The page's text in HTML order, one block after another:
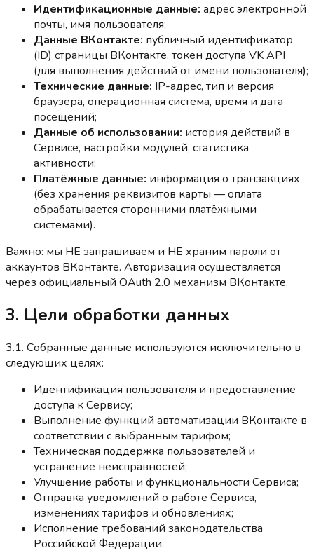
Идентификационные данные: адрес электронной
почты, имя пользователя;
Данные ВКонтакте: публичный идентификатор
(ID) страницы ВКонтакте, токен доступа VK API
(для выполнения действий от имени пользователя);
Технические данные: IP-адрес, тип и версия
браузера, операционная система, время и дата
посещений;
Данные об использовании: история действий в
Сервисе, настройки модулей, статистика
активности;
Платёжные данные: информация о транзакциях
(без хранения реквизитов карты — оплата
обрабатывается сторонними платёжными
системами).
Важно: мы НЕ запрашиваем и НЕ храним пароли от
аккаунтов ВКонтакте. Авторизация осуществляется
через официальный OAuth 2.0 механизм ВКонтакте.
3. Цели обработки данных
3.1. Собранные данные используются исключительно в
следующих целях:
Идентификация пользователя и предоставление
доступа к Сервису;
Выполнение функций автоматизации ВКонтакте в
соответствии с выбранным тарифом;
Техническая поддержка пользователей и
устранение неисправностей;
Улучшение работы и функциональности Сервиса;
Отправка уведомлений о работе Сервиса,
изменениях тарифов и обновлениях;
Исполнение требований законодательства
Российской Федерации.